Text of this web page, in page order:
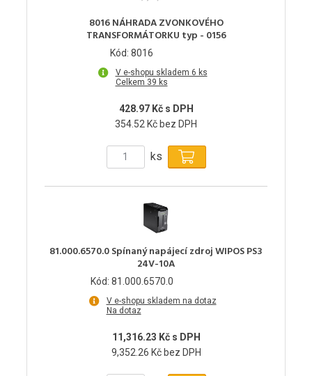
8016 NÁHRADA ZVONKOVÉHO
TRANSFORMÁTORKU typ - 0156
Kód: 8016
V e-shopu skladem 6 ks
Celkem 39 ks
428.97 Kč s DPH
354.52 Kč bez DPH
ks
81.000.6570.0 Spínaný napájecí zdroj WIPOS PS3
24V-10A
Kód: 81.000.6570.0
V e-shopu skladem na dotaz
Na dotaz
11,316.23 Kč s DPH
9,352.26 Kč bez DPH